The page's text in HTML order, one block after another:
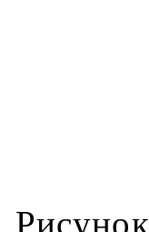
Рисунок